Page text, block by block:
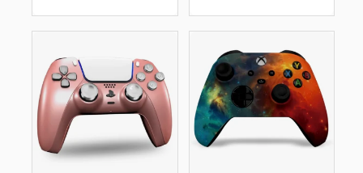
était :
139,90 €.
est :
109,90 €.